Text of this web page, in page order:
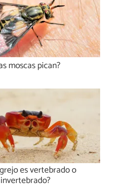
moscas pican?
es vertebrado o
invertebrado?